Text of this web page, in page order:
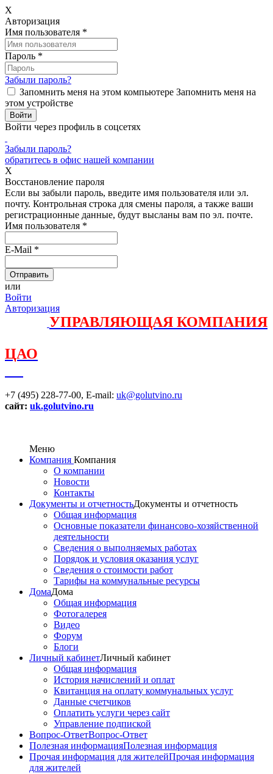
X
Авторизация
Имя пользователя *
Пароль *
Забыли пароль?
Запомнить меня на этом компьютере Запомнить меня на
этом устройстве
Войти через профиль в соцсетях
Забыли пароль?
обратитесь в офис нашей компании
X
Восстановление пароля
Если вы забыли пароль, введите имя пользователя или эл.
почту. Контрольная строка для смены пароля, а также ваши
регистрационные данные, будут высланы вам по эл. почте.
Имя пользователя *
E-Mail *
или
Войти
Авторизация
УПРАВЛЯЮЩАЯ КОМПАНИЯ
ЦАО
+7 (495) 228-77-00, E-mail: uk@golutvino.ru
сайт: uk.golutvino.ru
Меню
Компания Компания
О компании
Новости
Контакты
Документы и отчетностьДокументы и отчетность
Общая информация
Основные показатели финансово-хозяйственной
деятельности
Сведения о выполняемых работах
Порядок и условия оказания услуг
Сведения о стоимости работ
Тарифы на коммунальные ресурсы
ДомаДома
Общая информация
Фотогалерея
Видео
Форум
Блоги
Личный кабинетЛичный кабинет
Общая информация
История начислений и оплат
Квитанция на оплату коммунальных услуг
Данные счетчиков
Оплатить услуги через сайт
Управление подпиской
Вопрос-ОтветВопрос-Ответ
Полезная информацияПолезная информация
Прочая информация для жителейПрочая информация
для жителей